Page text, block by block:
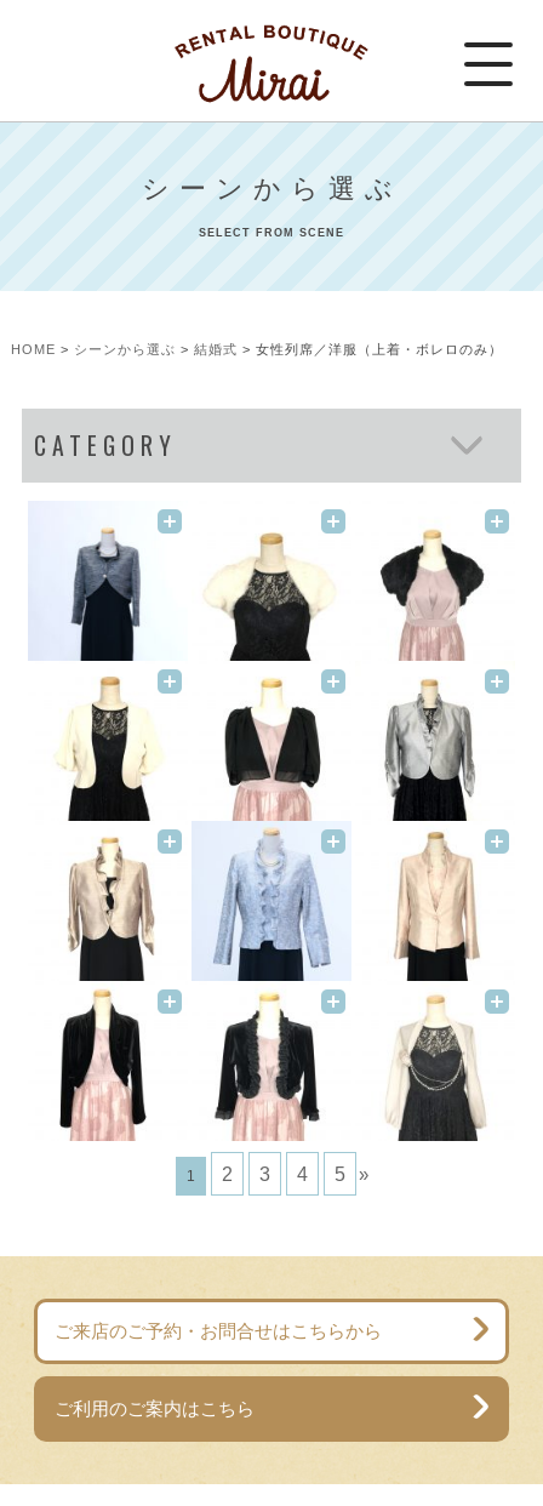
シーンから選ぶ
SELECT FROM SCENE
HOME シーンから選ぶ 結婚式 女性列席／洋服（上着・ボレロのみ）
CATEGORY
卒業式
結婚式
お母様
お父様
女性列席／和服
女性列席／洋服
男性列席
授賞式・式典
1 2 3 4 5 »
ご来店のご予約・お問合せはこちらから
ご利用のご案内はこちら